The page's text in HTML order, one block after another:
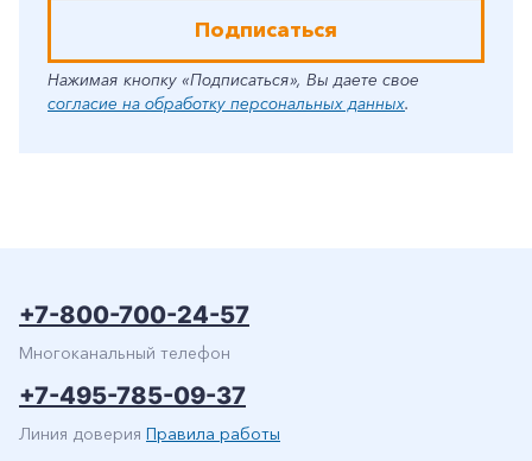
Подписаться
Нажимая кнопку «Подписаться», Вы даете свое
согласие на обработку персональных данных.
+7-800-700-24-57
Многоканальный телефон
+7-495-785-09-37
Линия доверия Правила работы